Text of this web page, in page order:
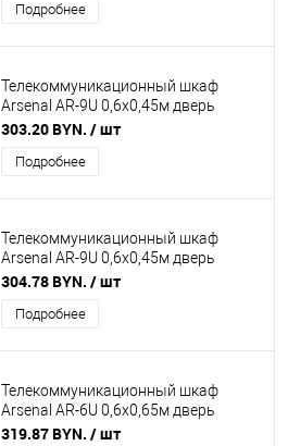
Подробнее
Телекоммуникационный шкаф
Arsenal AR-9U 0,6х0,45м дверь
стекло (серый)
303.20 BYN. / шт
Подробнее
Телекоммуникационный шкаф
Arsenal AR-9U 0,6х0,45м дверь
стекло (чёрный)
304.78 BYN. / шт
Подробнее
Телекоммуникационный шкаф
Arsenal AR-6U 0,6х0,65м дверь
металл (серый)
319.87 BYN. / шт